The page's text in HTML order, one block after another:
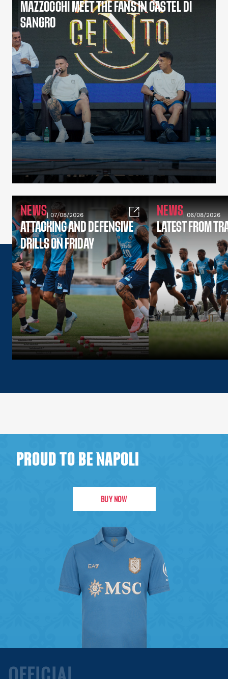
MAZZOCCHI MEET THE FANS IN CASTEL DI
SANGRO
NEWS| 07/08/2026
ATTACKING AND DEFENSIVE
DRILLS ON FRIDAY
NEWS| 06/08/2026
LATEST FROM
PROUD TO BE NAPOLI
BUY NOW